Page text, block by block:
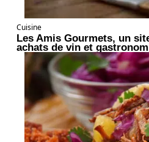
Cuisine
Les Amis Gourmets, un
achats de vin et